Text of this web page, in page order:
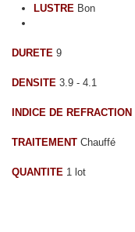
LUSTRE Bon
DURETE 9
DENSITE 3.9 - 4.1
INDICE DE REFRACTION
TRAITEMENT Chauffé
QUANTITE 1 lot